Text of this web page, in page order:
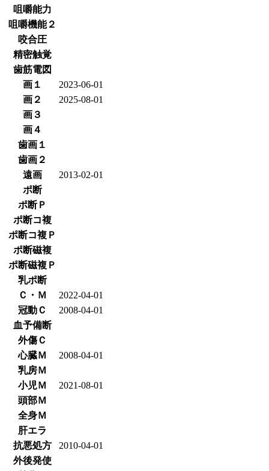
咀嚼能力
咀嚼機能２
咬合圧
精密触覚
歯筋電図
画１
2023-06-01
画２
2025-08-01
画３
画４
歯画１
歯画２
遠画
2013-02-01
ポ断
ポ断Ｐ
ポ断コ複
ポ断コ複Ｐ
ポ断磁複
ポ断磁複Ｐ
乳ポ断
Ｃ・Ｍ
2022-04-01
冠動Ｃ
2008-04-01
血予備断
外傷Ｃ
心臓Ｍ
2008-04-01
乳房Ｍ
小児Ｍ
2021-08-01
頭部Ｍ
全身Ｍ
肝エラ
抗悪処方
2010-04-01
外後発使